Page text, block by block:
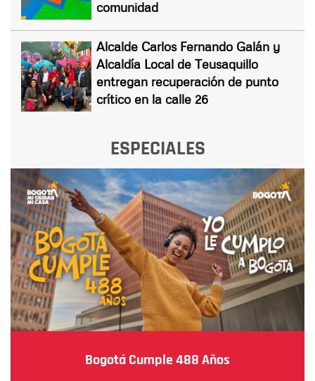
comunidad
Alcalde Carlos Fernando Galán y
Alcaldía Local de Teusaquillo
entregan recuperación de punto
crítico en la calle 26
ESPECIALES
Bogotá Cumple 488 Años